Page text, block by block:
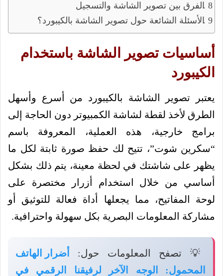
الفرق بين تصوير الشاشة والتسجيل
الأسئلة الشائعة حول تصوير الشاشة بالكيبورد؟
أساسيات تصوير الشاشة باستخدام
الكيبورد
يعتبر تصوير الشاشة بالكيبورد من أسرع وأسهل
الطرق لأخذ لقطة لشاشة الكمبيوتر دون الحاجة إلى
برامج خارجية، هذه العملية، المعروفة باسم
“سكرين شوت”، تتيح لك حفظ صورة ثابتة لكل ما
يظهر على شاشتك في لحظة معينة، يتم ذلك بشكل
أساسي من خلال استخدام أزرار مختصرة على
لوحة المفاتيح، مما يجعلها أداة فعالة للتوثيق أو
مشاركة المعلومات البصرية بكل سهولة واحترافية.
💡 تصفح المعلومات حول:
أضرار الهاتف
المحمول: الوجه الآخر لرفيقنا الرقمي في